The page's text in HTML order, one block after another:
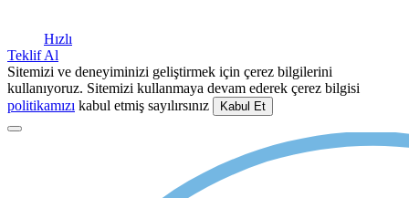
Hızlı
Teklif Al
Sitemizi ve deneyiminizi geliştirmek için çerez bilgilerini
kullanıyoruz. Sitemizi kullanmaya devam ederek çerez bilgisi
politikamızı kabul etmiş sayılırsınız